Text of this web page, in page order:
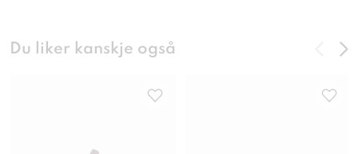
Du liker kanskje også